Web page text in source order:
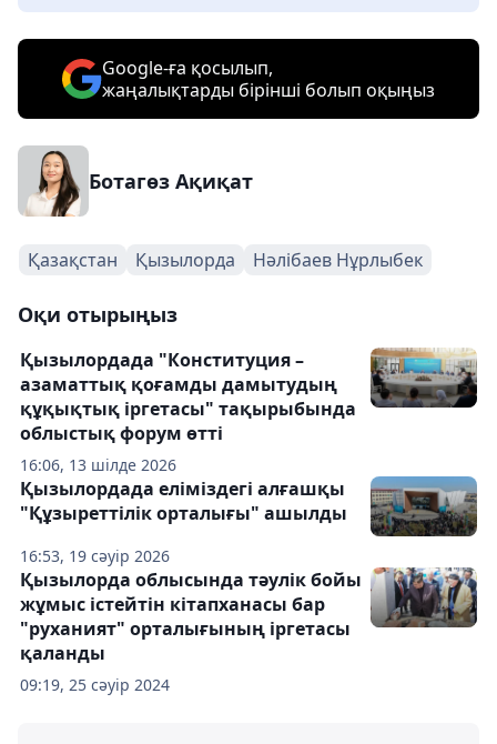
Google-ға қосылып,
жаңалықтарды бірінші болып оқыңыз
Ботагөз Ақиқат
Қазақстан Қызылорда Нәлібаев Нұрлыбек
Оқи отырыңыз
16:06, 13 шілде 2026
Қызылордада "Конституция –
азаматтық қоғамды дамытудың
құқықтық іргетасы" тақырыбында
облыстық форум өтті
16:53, 19 сәуір 2026
Қызылордада еліміздегі алғашқы
"Құзыреттілік орталығы" ашылды
09:19, 25 сәуір 2024
Қызылорда облысында тәулік бойы
жұмыс істейтін кітапханасы бар
"руханият" орталығының іргетасы
қаланды